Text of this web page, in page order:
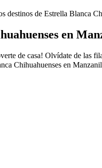
destinos de Estrella Blanca
en
de casa! Olvídate de las
Chihuahuenses en